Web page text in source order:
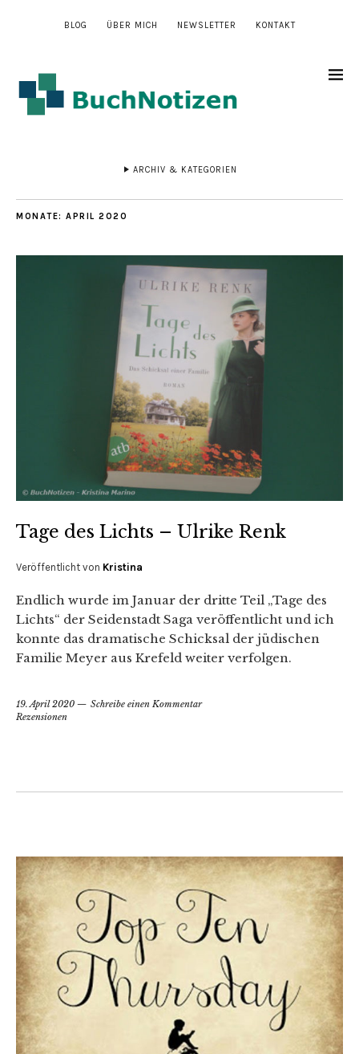
BLOG ÜBER MICH NEWSLETTER KONTAKT
ARCHIV & KATEGORIEN
MONATE: APRIL 2020
Tage des Lichts – Ulrike Renk
Veröffentlicht von Kristina
Endlich wurde im Januar der dritte Teil „Tage des
Lichts“ der Seidenstadt Saga veröffentlicht und ich
konnte das dramatische Schicksal der jüdischen
Familie Meyer aus Krefeld weiter verfolgen.
19. April 2020
Schreibe einen Kommentar
Rezensionen